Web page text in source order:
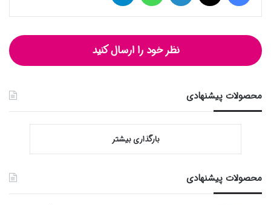
نظر خود را ارسال کنید
محصولات پیشنهادی
بارگذاری بیشتر
محصولات پیشنهادی